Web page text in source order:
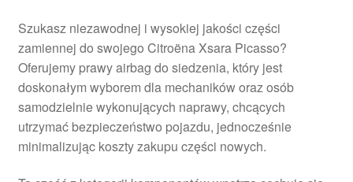
Szukasz niezawodnej i wysokiej jakości części
zamiennej do swojego Citroëna Xsara Picasso?
Oferujemy prawy airbag do siedzenia, który jest
doskonałym wyborem dla mechaników oraz osób
samodzielnie wykonujących naprawy, chcących
utrzymać bezpieczeństwo pojazdu, jednocześnie
minimalizując koszty zakupu części nowych.